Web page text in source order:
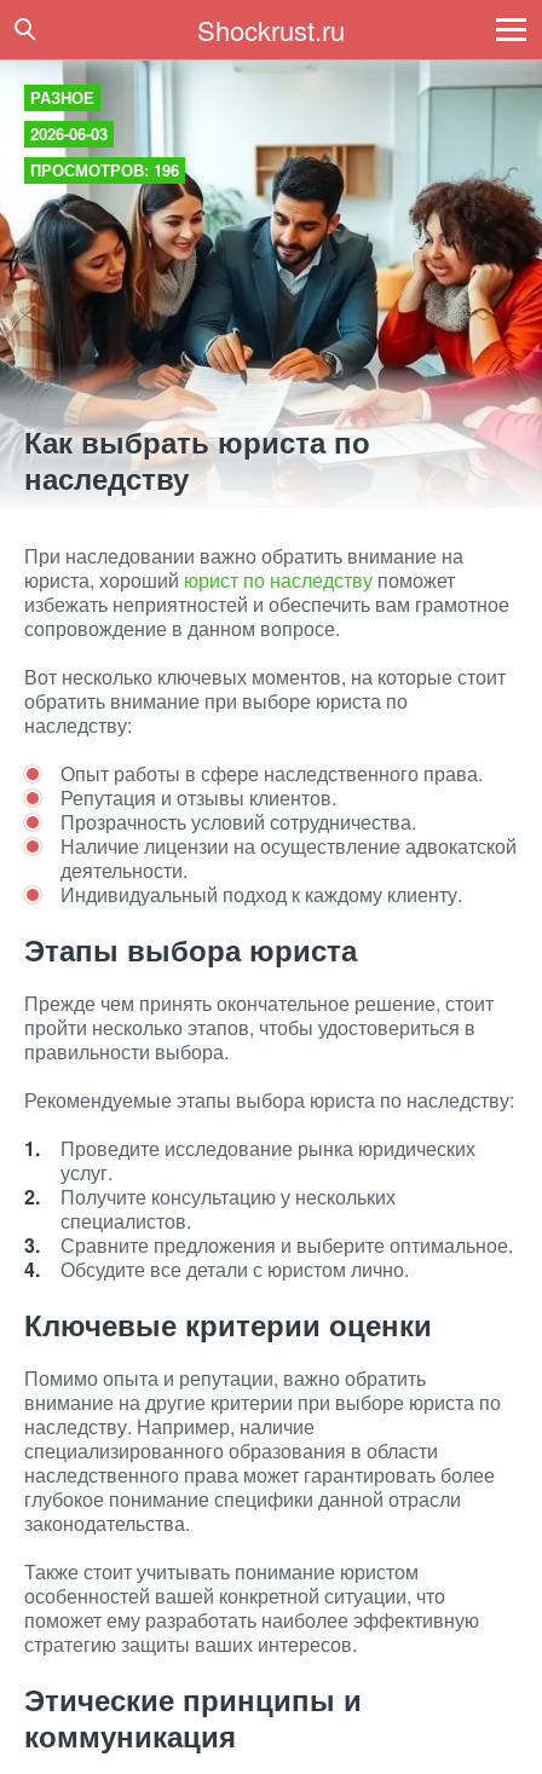
Shockrust.ru
РАЗНОЕ
2026-06-03
ПРОСМОТРОВ: 196
Как выбрать юриста по
наследству
При наследовании важно обратить внимание на
юриста, хороший юрист по наследству поможет
избежать неприятностей и обеспечить вам грамотное
сопровождение в данном вопросе.
Вот несколько ключевых моментов, на которые стоит
обратить внимание при выборе юриста по
наследству:
Опыт работы в сфере наследственного права.
Репутация и отзывы клиентов.
Прозрачность условий сотрудничества.
Наличие лицензии на осуществление адвокатской
деятельности.
Индивидуальный подход к каждому клиенту.
Этапы выбора юриста
Прежде чем принять окончательное решение, стоит
пройти несколько этапов, чтобы удостовериться в
правильности выбора.
Рекомендуемые этапы выбора юриста по наследству:
Проведите исследование рынка юридических
услуг.
Получите консультацию у нескольких
специалистов.
Сравните предложения и выберите оптимальное.
Обсудите все детали с юристом лично.
Ключевые критерии оценки
Помимо опыта и репутации, важно обратить
внимание на другие критерии при выборе юриста по
наследству. Например, наличие
специализированного образования в области
наследственного права может гарантировать более
глубокое понимание специфики данной отрасли
законодательства.
Также стоит учитывать понимание юристом
особенностей вашей конкретной ситуации, что
поможет ему разработать наиболее эффективную
стратегию защиты ваших интересов.
Этические принципы и
коммуникация